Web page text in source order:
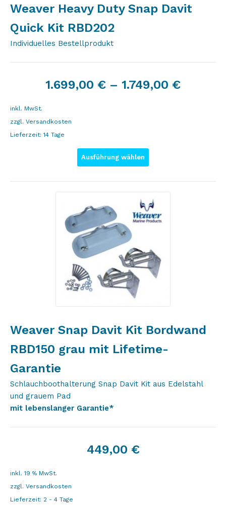
Weaver Heavy Duty Snap Davit
Quick Kit RBD202
Individuelles Bestellprodukt
1.699,00 € – 1.749,00 €
inkl. MwSt.
zzgl. Versandkosten
Lieferzeit:14 Tage
Ausführung wählen
Weaver Snap Davit Kit Bordwand
RBD150 grau mit Lifetime-
Garantie
Schlauchboothalterung Snap Davit Kit aus Edelstahl
und grauem Pad
mit lebenslanger Garantie*
449,00 €
inkl. 19 % MwSt.
zzgl. Versandkosten
Lieferzeit: 2 - 4 Tage